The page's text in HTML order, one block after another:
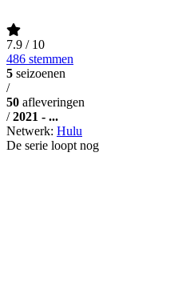
7.9 / 10
486 stemmen
5 seizoenen
/
50 afleveringen
/ 2021 - ...
Netwerk: Hulu
De serie loopt nog